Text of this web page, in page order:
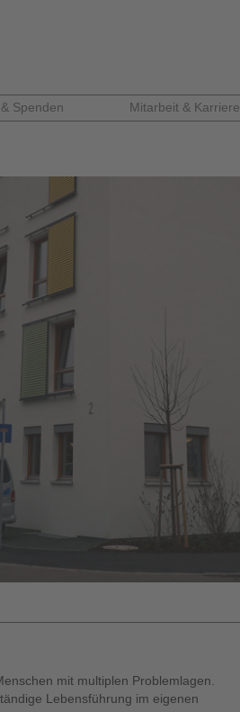
Spenden Mitarbeit & Karriere
mit multiplen Problemlagen.
Lebensführung im eigenen